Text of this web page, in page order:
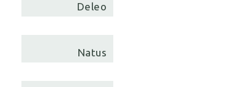
Deleo
Natus